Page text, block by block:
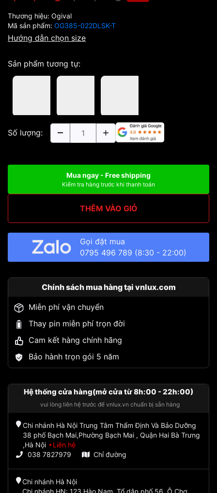
Thương hiệu: Ogival
Mã sản phẩm: OG385-022DLSK-T
Hướng dẫn chọn size
Sản phẩm tương tự:
Số lượng:
Mua ngay - Free shipping
Kiểm tra hàng trước khi thanh toán
THÊM VÀO GIỎ
Gọi đặt mua
0795 496 789 (8:30 - 22:00)
Chính sách mua hàng tại vnlux.com
Miễn phí vận chuyển
Thay pin miễn phí trọn đời
Cam kết hàng chính hãng
Bảo hành trọn gói 5 năm
Hệ thống cửa hàng(mở cửa từ 8h:00 - 22h:00)
vui lòng liên hệ trước để vnlux.vn chuẩn bị sẵn hàng
Chi nhánh Hà Nội Trung Tâm Thẩm Định Và Bảo Dưỡng
38 phố Bạch Mai,Phường Bạch Mai , Quận Hai Bà Trưng
,Hà Nội
Liên hệ
038 7827979
Chỉ đường
Chi nhánh Hà Nội